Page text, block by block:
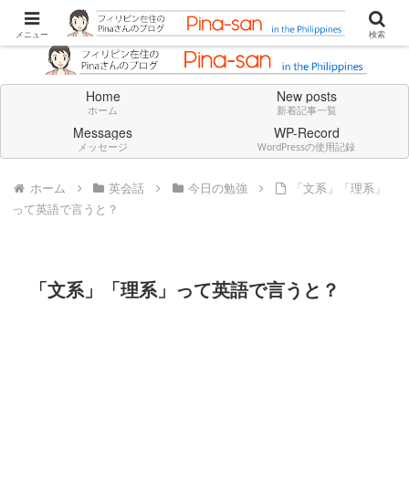
Don't think deeply. Feel always in English.
Home
ホーム
New posts
新着記事一覧
Messages
メッセージ
WP-Record
WordPressの使用記録
ホーム 英会話 今日の勉強
「文系」「理系」
って英語で言うと？
「文系」「理系」って英語で言うと？
メニュー 検索